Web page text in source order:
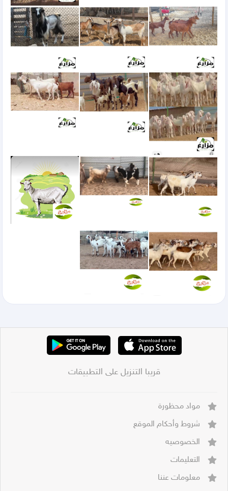
قريبا التنزيل على التطبيقات
مواد محظورة
شروط وأحكام الموقع
الخصوصيه
التعليمات
معلومات عننا